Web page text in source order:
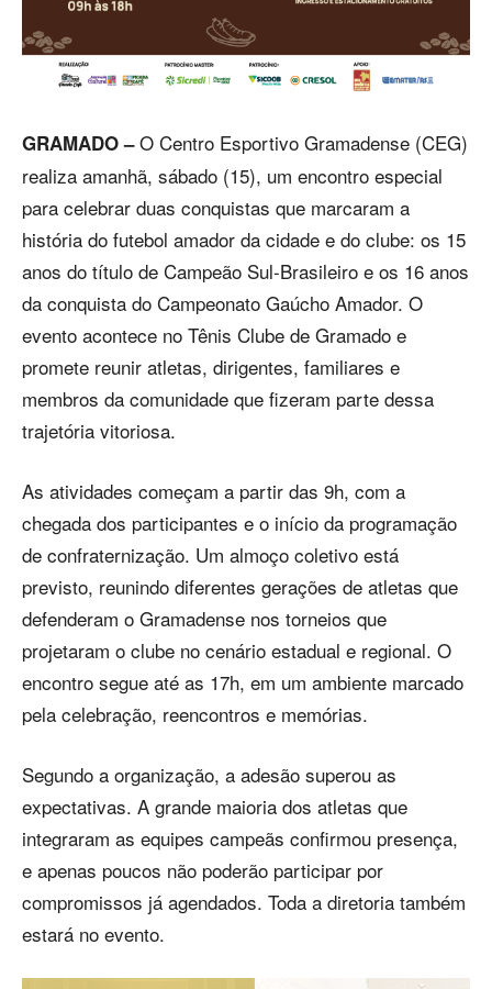
GRAMADO –O Centro Esportivo Gramadense (CEG)
realiza amanhã, sábado (15), um encontro especial
para celebrar duas conquistas que marcaram a
história do futebol amador da cidade e do clube: os 15
anos do título de Campeão Sul-Brasileiro e os 16 anos
da conquista do Campeonato Gaúcho Amador. O
evento acontece no Tênis Clube de Gramado e
promete reunir atletas, dirigentes, familiares e
membros da comunidade que fizeram parte dessa
trajetória vitoriosa.
As atividades começam a partir das 9h, com a
chegada dos participantes e o início da programação
de confraternização. Um almoço coletivo está
previsto, reunindo diferentes gerações de atletas que
defenderam o Gramadense nos torneios que
projetaram o clube no cenário estadual e regional. O
encontro segue até as 17h, em um ambiente marcado
pela celebração, reencontros e memórias.
Segundo a organização, a adesão superou as
expectativas. A grande maioria dos atletas que
integraram as equipes campeãs confirmou presença,
e apenas poucos não poderão participar por
compromissos já agendados. Toda a diretoria também
estará no evento.